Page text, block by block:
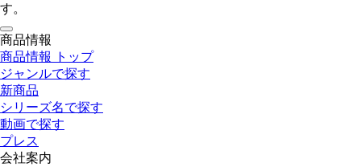
す。
toggle
navigation
商品情報
商品情報 トップ
ジャンルで探す
新商品
シリーズ名で探す
動画で探す
プレス
会社案内